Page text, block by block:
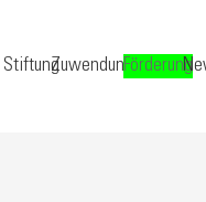
StiftungZuwendungFörderung